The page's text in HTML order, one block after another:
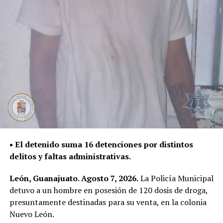
La Policía de León y la Policía Vial, con apoyo de la
tecnología, recuperaron 23 vehículos con reporte de
robo: 16 motocicletas y cinco autos y camionetas.
La Secretaría de Seguridad, Prevención y Protección
Ciudadana mantiene la coordinación entre sus distintas
áreas para atender los hechos delictivos, fortalecer la
vigilancia y dar respuesta a los reportes de la
ciudadanía.
• El detenido suma 16 detenciones por distintos
delitos y faltas administrativas.
León, Guanajuato. Agosto 7, 2026.La Policía Municipal
detuvo a un hombre en posesión de 120 dosis de droga,
presuntamente destinadas para su venta, en la colonia
Nuevo León.